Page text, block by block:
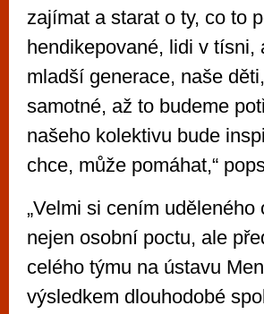
zajímat a starat o ty, co to
hendikepované, lidi v tísni,
mladší generace, naše
samotné, až to budeme
našeho kolektivu bude
chce, může pomáhat,“
„Velmi si cením
nejen osobní poctu, ale
celého týmu na ústavu
výsledkem dlouhodobé